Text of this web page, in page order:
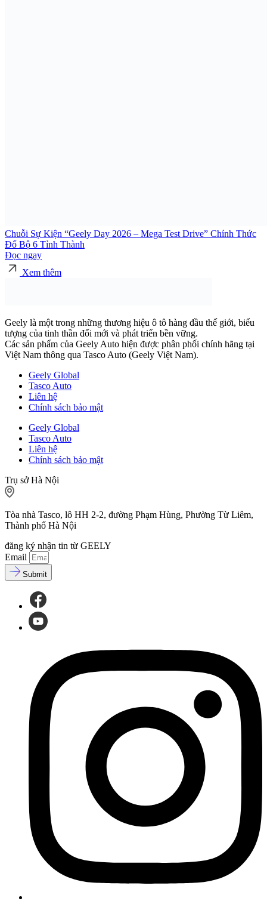
Chuỗi Sự Kiện “Geely Day 2026 – Mega Test Drive” Chính Thức
Đổ Bộ 6 Tỉnh Thành
Đọc ngay
Xem thêm
Geely là một trong những thương hiệu ô tô hàng đầu thế giới, biểu
tượng của tinh thần đổi mới và phát triển bền vững.
Các sản phẩm của Geely Auto hiện được phân phối chính hãng tại
Việt Nam thông qua Tasco Auto (Geely Việt Nam).
Geely Global
Tasco Auto
Liên hệ
Chính sách bảo mật
Geely Global
Tasco Auto
Liên hệ
Chính sách bảo mật
Trụ sở Hà Nội
Tòa nhà Tasco, lô HH 2-2, đường Phạm Hùng, Phường Từ Liêm,
Thành phố Hà Nội
đăng ký nhận tin từ GEELY
Email
Submit